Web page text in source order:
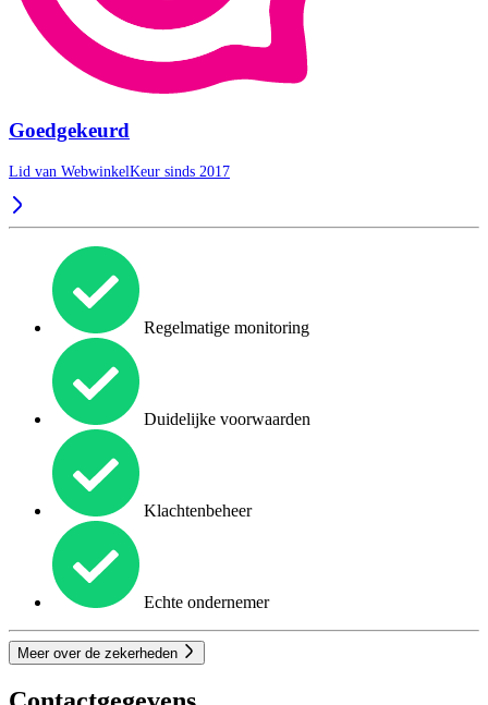
Goedgekeurd
Lid van WebwinkelKeur sinds 2017
Regelmatige monitoring
Duidelijke voorwaarden
Klachtenbeheer
Echte ondernemer
Meer over de zekerheden